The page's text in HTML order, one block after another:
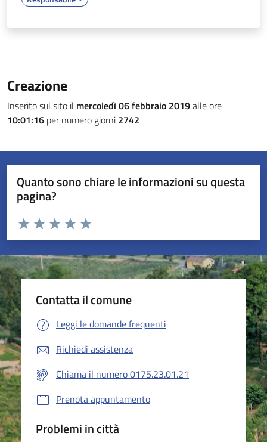
Creazione
Inserito sul sito il mercoledì 06 febbraio 2019alle ore
10:01:16 per numero giorni 2742
Quanto sono chiare le informazioni su questa
pagina?
Valuta da 1 a 5 stelle la pagina
Valuta 5 stelle su 5
Valuta 4 stelle su 5
Valuta 3 stelle su 5
Valuta 2 stelle su 5
Valuta 1 stelle su 5
Contatta il comune
Leggi le domande frequenti
Richiedi assistenza
Chiama il numero 0175.23.01.21
Prenota appuntamento
Problemi in città